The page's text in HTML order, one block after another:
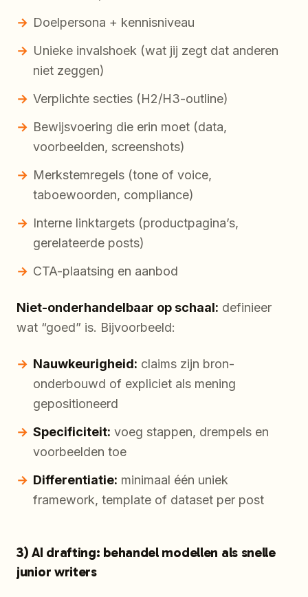
Doelpersona + kennisniveau
Unieke invalshoek (wat jij zegt dat anderen
niet zeggen)
Verplichte secties (H2/H3-outline)
Bewijsvoering die erin moet (data,
voorbeelden, screenshots)
Merkstemregels (tone of voice,
taboewoorden, compliance)
Interne linktargets (productpagina’s,
gerelateerde posts)
CTA-plaatsing en aanbod
Niet-onderhandelbaar op schaal: definieer
wat “goed” is. Bijvoorbeeld:
Nauwkeurigheid: claims zijn bron-
onderbouwd of expliciet als mening
gepositioneerd
Specificiteit: voeg stappen, drempels en
voorbeelden toe
Differentiatie: minimaal één uniek
framework, template of dataset per post
3) AI drafting: behandel modellen als snelle
junior writers